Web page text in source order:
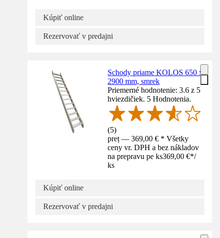
Kúpiť online
Rezervovať v predajni
Schody priame KOLOS 650 x
2900 mm, smrek
Priemerné hodnotenie: 3.6 z 5
hviezdičiek. 5 Hodnotenia.
(5)
preț — 369,00 € * Všetky
ceny vr. DPH a bez nákladov
na prepravu pe ks369,00 €*/
ks
Kúpiť online
Rezervovať v predajni